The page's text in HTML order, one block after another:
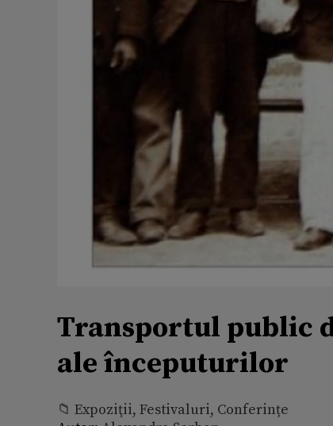
Transportul public
ale începuturilor
📁 Expoziţii, Festivaluri, Conferințe